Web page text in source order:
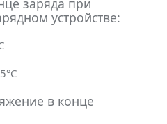
заряда при
устройстве:
в конце